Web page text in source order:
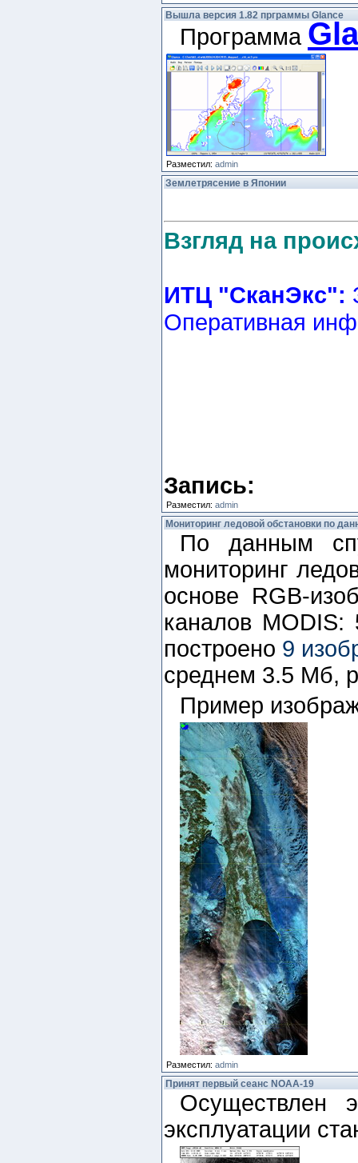
Вышла версия 1.82 прграммы Glance
Программа
Разместил: admin
Землетрясение в Японии
Взгляд на
ИТЦ "СканЭкс":
Оперативная
Запись:
Разместил: admin
Мониторинг ледовой обстановки по
По данным
мониторинг
основе RGB-
каналов
построено 9
среднем 3.5 Мб,
Пример
Разместил: admin
Принят первый сеанс NOAA-19
Осуществлен
эксплуатации